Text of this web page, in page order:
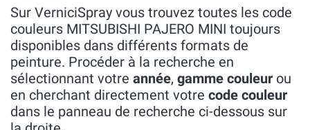
Sur VerniciSpray vous trouvez toutes les code
couleurs MITSUBISHI PAJERO MINI toujours
disponibles dans différents formats de
peinture. Procéder à la recherche en
sélectionnant votre année, gamme couleur ou
en cherchant directement votre code couleur
dans le panneau de recherche ci-dessous sur